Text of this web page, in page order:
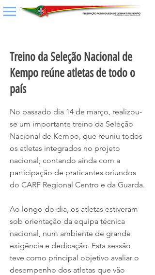
Treino da Seleção Nacional de
Kempo reúne atletas de todo o
país
No passado dia 14 de março, realizou-
se um importante treino da Seleção
Nacional de Kempo, que reuniu todos
os atletas integrados no projeto
nacional, contando ainda com a
participação de praticantes oriundos
do CARF Regional Centro e da Guarda.
Ao longo do dia, os atletas estiveram
sob orientação da equipa técnica
nacional, num ambiente de grande
exigência e dedicação. Esta sessão
teve como principal objetivo avaliar o
desempenho dos atletas que vão